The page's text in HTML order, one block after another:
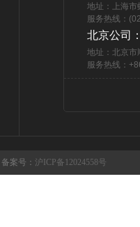
地址：上海
服务热线：
北京公司
地址：北京市
服务热线：
案号： 沪ICP备12024558号